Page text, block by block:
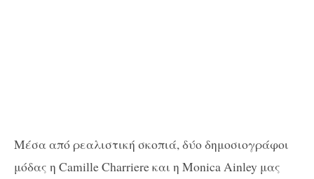
Μέσα από ρεαλιστική σκοπιά, δύο δημοσιογράφοι
μόδας η Camille Charriere και η Monica Ainley μας